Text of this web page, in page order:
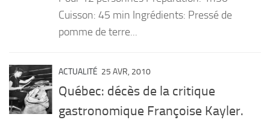
Cuisson: 45 min Ingrédients: Pressé de
pomme de terre...
ACTUALITÉ 25 AVR, 2010
Québec: décès de la critique
gastronomique Françoise Kayler.